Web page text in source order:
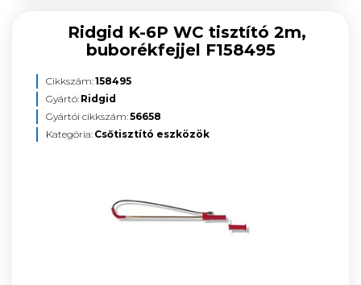
Ridgid K-6P WC tisztító 2m,
buborékfejjel F158495
Cikkszám:158495
Gyártó: Ridgid
Gyártói cikkszám:56658
Kategória: Csőtisztító eszközök